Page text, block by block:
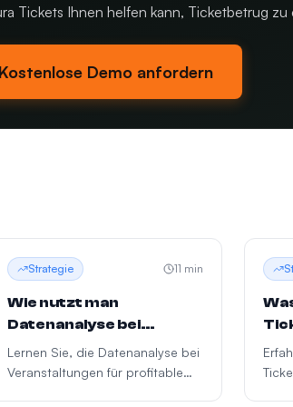
Tickets Ihnen helfen kann, Ticketbetrug zu
Kostenlose Demo anfordern
Strategie 11 min
Wie nutzt man
Datenanalyse bei
Veranstaltungen?
Lernen Sie, die Datenanalyse bei
Veranstaltungen für profitable